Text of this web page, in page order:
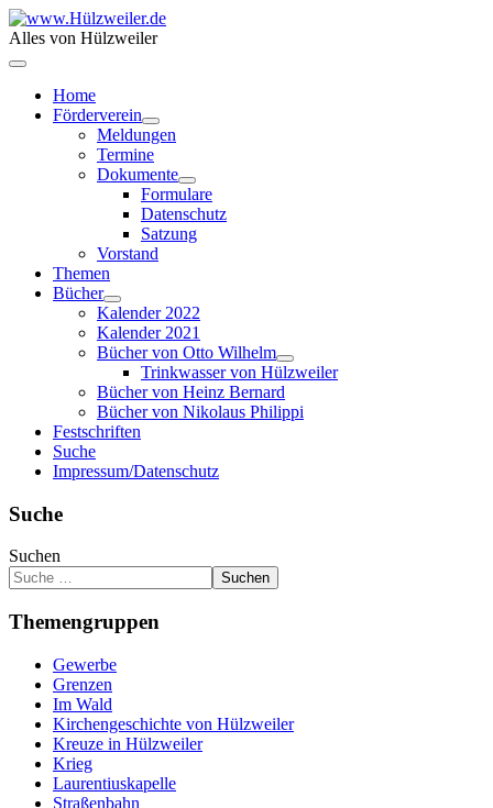
Alles von Hülzweiler
Home
Förderverein
Meldungen
Termine
Dokumente
Formulare
Datenschutz
Satzung
Vorstand
Themen
Bücher
Kalender 2022
Kalender 2021
Bücher von Otto Wilhelm
Trinkwasser von Hülzweiler
Bücher von Heinz Bernard
Bücher von Nikolaus Philippi
Festschriften
Suche
Impressum/Datenschutz
Suche
Suchen
Suchen
Themengruppen
Gewerbe
Grenzen
Im Wald
Kirchengeschichte von Hülzweiler
Kreuze in Hülzweiler
Krieg
Laurentiuskapelle
Straßenbahn